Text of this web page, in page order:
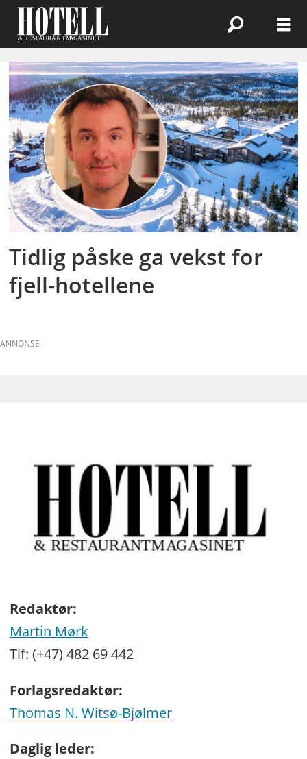
Emne:
påske
2026
Tidlig påske ga vekst for
fjell-hotellene
ANNONSE
Redaktør:
Martin Mørk
Tlf: (+47) 482 69 442
Forlagsredaktør:
Thomas N. Witsø-Bjølmer
Daglig leder: